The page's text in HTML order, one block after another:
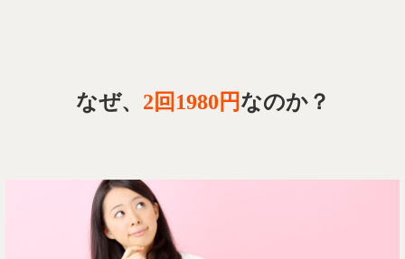
なぜ、 2回1980円なのか？